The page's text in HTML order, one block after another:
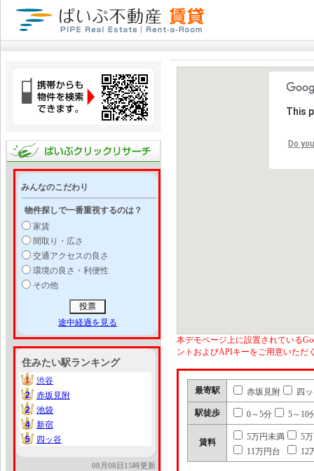
みんなのこだわり
物件探しで一番重視するのは？
家賃
間取り・広さ
交通アクセスの良さ
環境の良さ・利便性
その他
途中経過を見る
住みたい駅ランキング
1
1
渋谷
2
2
赤坂見附
2
2
池袋
4
4
新宿
5
5 四ッ谷
08月08日15時更新
This
Do
本デモページ上に設置されている
ントおよびAPIキーをご用意いただ
最寄駅 赤坂見附 四
駅徒歩 0～5分 5～10
賃料
5万円未満
5
11万円台
12